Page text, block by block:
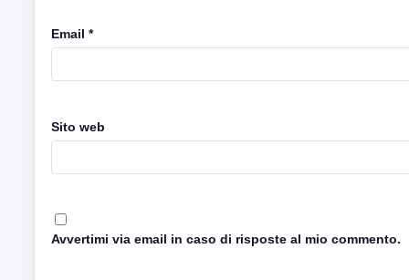
Email *
Sito web
Avvertimi via email in caso di risposte al mio commento.